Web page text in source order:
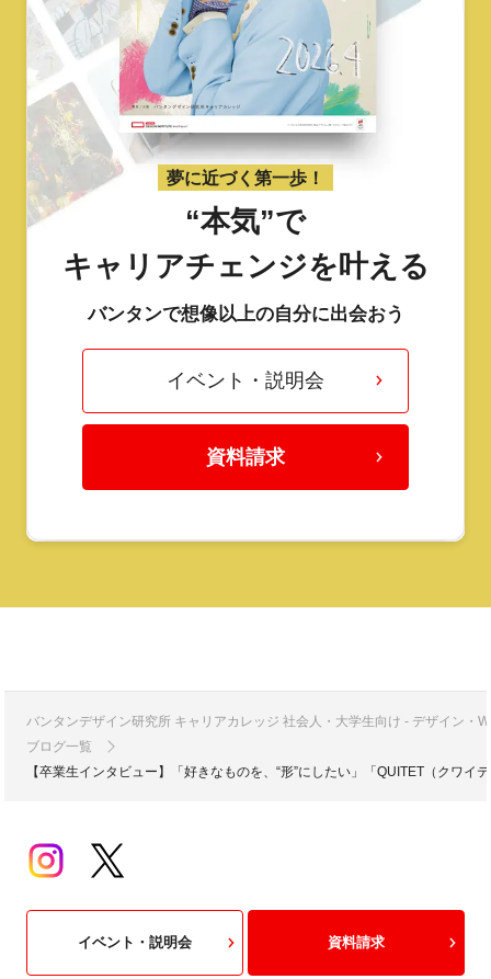
夢に近づく第一歩！
“本気”で
キャリアチェンジを叶える
バンタンで想像以上の自分に出会おう
イベント・説明会
資料請求
バンタンデザイン研究所 キャリアカレッジ 社会人・大学生向け - デザイン・
ブログ一覧
【卒業生インタビュー】「好きなものを、“形”にしたい」「QUITET（クワイ
イベント・説明会 資料請求